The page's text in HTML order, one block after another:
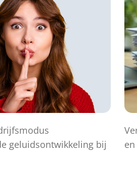
geluidsontwikkeling bij